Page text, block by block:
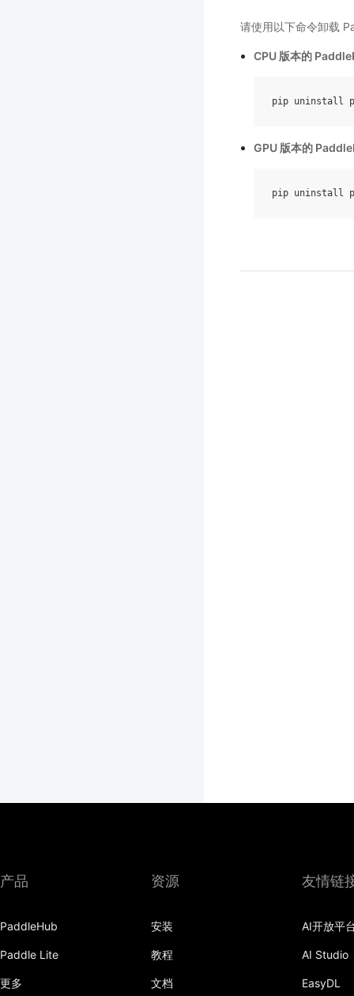
请使用以下命令卸载
CPU 版本的
pip uninstall
GPU 版本的
pip uninstall
产品
PaddleHub
Paddle Lite
更多
资源
安装
教程
文档
友情链
AI开放平
AI Studio
EasyDL